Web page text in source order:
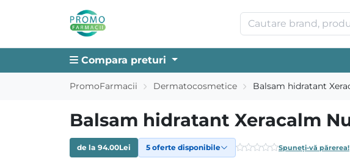
Compara preturi
PromoFarmacii Dermatocosmetice Balsam hidratant
Balsam hidratant Xeracalm
de la 94.00Lei 5 oferte disponibile Spuneți-vă părerea!